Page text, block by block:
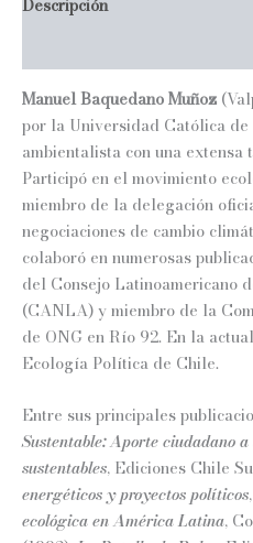
Descripción
Manuel Baquedano Muñoz
por la Universidad Católica
ambientalista con una
Participó en el movimiento
miembro de la delegación
negociaciones de cambio
colaboró en numerosas
del Consejo Latinoamericano
(CANLA) y miembro de la
de ONG en Río 92. En la
Ecología Política de Chile.
Entre sus principales
Sustentable: Aporte ciudadano
sustentables, Ediciones Chile
energéticos y proyectos políticos
ecológica en América Latina,